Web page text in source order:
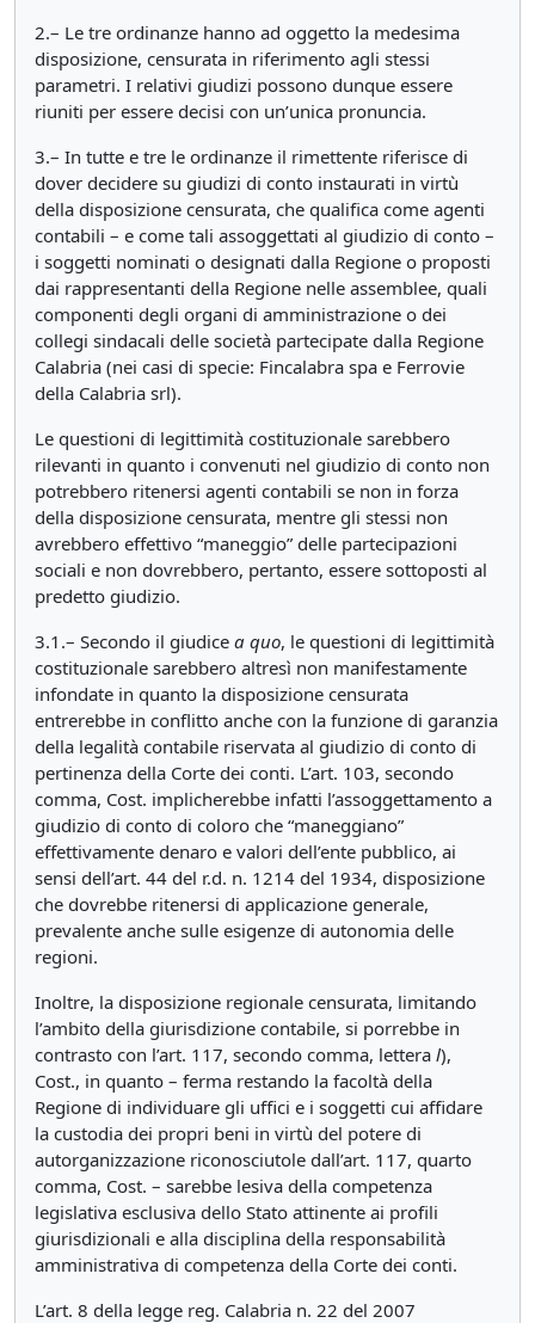
2.– Le tre ordinanze hanno ad oggetto la medesima
disposizione, censurata in riferimento agli stessi
parametri. I relativi giudizi possono dunque essere
riuniti per essere decisi con un’unica pronuncia.
3.– In tutte e tre le ordinanze il rimettente riferisce di
dover decidere su giudizi di conto instaurati in virtù
della disposizione censurata, che qualifica come agenti
contabili – e come tali assoggettati al giudizio di conto –
i soggetti nominati o designati dalla Regione o proposti
dai rappresentanti della Regione nelle assemblee, quali
componenti degli organi di amministrazione o dei
collegi sindacali delle società partecipate dalla Regione
Calabria (nei casi di specie: Fincalabra spa e Ferrovie
della Calabria srl).
Le questioni di legittimità costituzionale sarebbero
rilevanti in quanto i convenuti nel giudizio di conto non
potrebbero ritenersi agenti contabili se non in forza
della disposizione censurata, mentre gli stessi non
avrebbero effettivo “maneggio” delle partecipazioni
sociali e non dovrebbero, pertanto, essere sottoposti al
predetto giudizio.
3.1.– Secondo il giudice a quo, le questioni di legittimità
costituzionale sarebbero altresì non manifestamente
infondate in quanto la disposizione censurata
entrerebbe in conflitto anche con la funzione di garanzia
della legalità contabile riservata al giudizio di conto di
pertinenza della Corte dei conti. L’art. 103, secondo
comma, Cost. implicherebbe infatti l’assoggettamento a
giudizio di conto di coloro che “maneggiano”
effettivamente denaro e valori dell’ente pubblico, ai
sensi dell’art. 44 del r.d. n. 1214 del 1934, disposizione
che dovrebbe ritenersi di applicazione generale,
prevalente anche sulle esigenze di autonomia delle
regioni.
Inoltre, la disposizione regionale censurata, limitando
l’ambito della giurisdizione contabile, si porrebbe in
contrasto con l’art. 117, secondo comma, lettera l),
Cost., in quanto – ferma restando la facoltà della
Regione di individuare gli uffici e i soggetti cui affidare
la custodia dei propri beni in virtù del potere di
autorganizzazione riconosciutole dall’art. 117, quarto
comma, Cost. – sarebbe lesiva della competenza
legislativa esclusiva dello Stato attinente ai profili
giurisdizionali e alla disciplina della responsabilità
amministrativa di competenza della Corte dei conti.
L’art. 8 della legge reg. Calabria n. 22 del 2007